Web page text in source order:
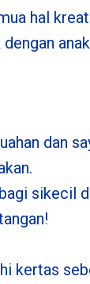
hal
dan
sikecil
kertas